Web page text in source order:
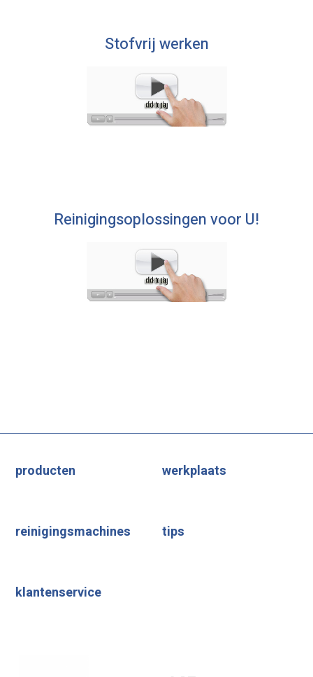
Stofvrij werken
Reinigingsoplossingen voor U!
producten werkplaats
reinigingsmachines tips
klantenservice